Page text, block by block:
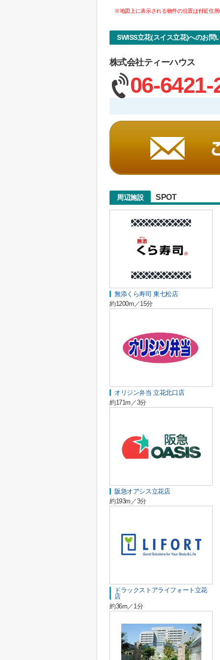
※地図上に表示される物件の位置は付近住
SWISS立花(スイス立花)へのお問
株式会社ティーハウス
06-6421-
周辺施設 SPOT
無添くら寿司 東七松店
約1200m／15分
オリジン弁当 立花北口店
約171m／3分
阪急オアシス立花店
約193m／3分
ドラックストアライフォート立花
店
約36m／1分